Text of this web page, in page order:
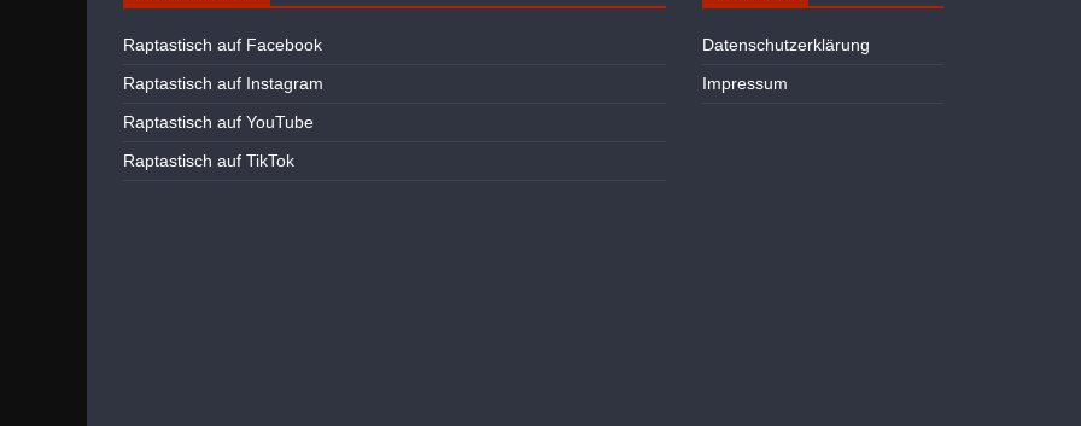
Raptastisch auf Facebook
Raptastisch auf Instagram
Raptastisch auf YouTube
Raptastisch auf TikTok
Datenschutzerklärung
Impressum